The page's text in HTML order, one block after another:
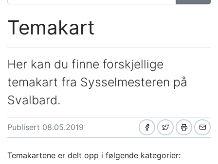
Temakart
Her kan du finne forskjellige
temakart fra Sysselmesteren på
Svalbard.
Publisert 08.05.2019
Temakartene er delt opp i følgende kategorier: